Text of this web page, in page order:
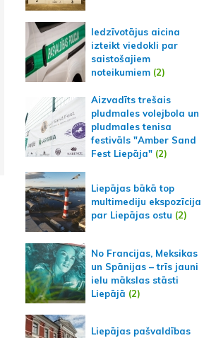
Iedzīvotājus aicina
izteikt viedokli par
saistošajiem
noteikumiem (2)
Aizvadīts trešais
pludmales volejbola un
pludmales tenisa
festivāls "Amber Sand
Fest Liepāja"(2)
Liepājas bākā top
multimediju ekspozīcija
par Liepājas ostu (2)
No Francijas, Meksikas
un Spānijas – trīs jauni
ielu mākslas stāsti
Liepājā (2)
Liepājas pašvaldības